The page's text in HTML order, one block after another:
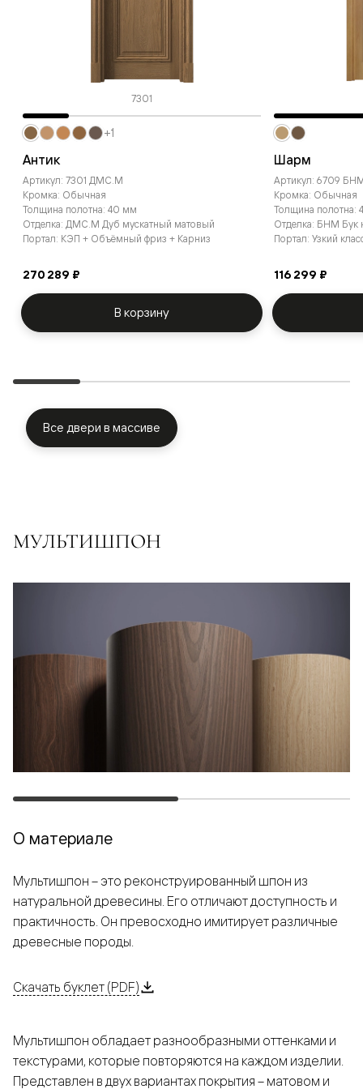
7301
Антик
Артикул: 7301 ДМС.М
Кромка: Обычная
Толщина полотна: 40 мм
Отделка: ДМС.М Дуб мускатный матовый
Портал: КЭП + Объёмный фриз + Карниз
270 289 ₽
+1
В корзину
Шарм
Артикул: 6709
Кромка: Обычная
Толщина полотна:
Отделка: БНМ Бук
Портал: Узкий
116 299 ₽
Все двери в массиве
МУЛЬТИШПОН
О материале
Мультишпон – это реконструированный шпон из
натуральной древесины. Его отличают доступность и
практичность. Он превосходно имитирует различные
древесные породы.
Скачать буклет (PDF)
Мультишпон обладает разнообразными оттенками и
текстурами, которые повторяются на каждом изделии.
Представлен в двух вариантах покрытия – матовом и